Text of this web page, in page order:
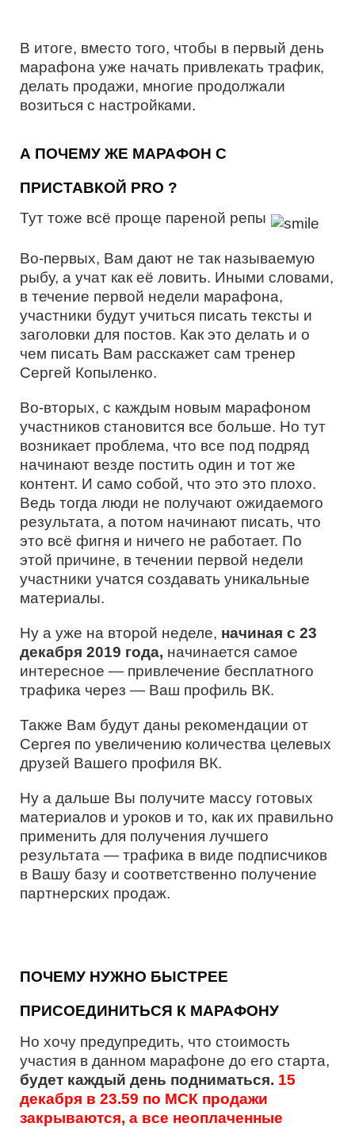
В итоге, вместо того, чтобы в первый день
марафона уже начать привлекать трафик,
делать продажи, многие продолжали
возиться с настройками.
А ПОЧЕМУ ЖЕ МАРАФОН С
ПРИСТАВКОЙ PRO ?
Тут тоже всё проще пареной репы
Во-первых, Вам дают не так называемую
рыбу, а учат как её ловить. Иными словами,
в течение первой недели марафона,
участники будут учиться писать тексты и
заголовки для постов. Как это делать и о
чем писать Вам расскажет сам тренер
Сергей Копыленко.
Во-вторых, с каждым новым марафоном
участников становится все больше. Но тут
возникает проблема, что все под подряд
начинают везде постить один и тот же
контент. И само собой, что это это плохо.
Ведь тогда люди не получают ожидаемого
результата, а потом начинают писать, что
это всё фигня и ничего не работает. По
этой причине, в течении первой недели
участники учатся создавать уникальные
материалы.
Ну а уже на второй неделе, начиная с 23
декабря 2019 года, начинается самое
интересное — привлечение бесплатного
трафика через — Ваш профиль ВК.
Также Вам будут даны рекомендации от
Сергея по увеличению количества целевых
друзей Вашего профиля ВК.
Ну а дальше Вы получите массу готовых
материалов и уроков и то, как их правильно
применить для получения лучшего
результата — трафика в виде подписчиков
в Вашу базу и соответственно получение
партнерских продаж.
ПОЧЕМУ НУЖНО БЫСТРЕЕ
ПРИСОЕДИНИТЬСЯ К МАРАФОНУ
Но хочу предупредить, что стоимость
участия в данном марафоне до его старта,
будет каждый день подниматься. 15
декабря в 23.59 по МСК продажи
закрываются, а все неоплаченные